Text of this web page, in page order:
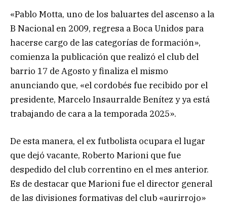
«Pablo Motta, uno de los baluartes del ascenso a la
B Nacional en 2009, regresa a Boca Unidos para
hacerse cargo de las categorías de formación»,
comienza la publicación que realizó el club del
barrio 17 de Agosto y finaliza el mismo
anunciando que, «el cordobés fue recibido por el
presidente, Marcelo Insaurralde Benítez y ya está
trabajando de cara a la temporada 2025».
De esta manera, el ex futbolista ocupara el lugar
que dejó vacante, Roberto Marioni que fue
despedido del club correntino en el mes anterior.
Es de destacar que Marioni fue el director general
de las divisiones formativas del club «aurirrojo»